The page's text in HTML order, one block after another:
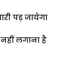
पड़ जायेगा
लगाना है